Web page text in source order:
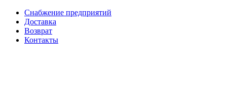
Снабжение предприятий
Доставка
Возврат
Контакты